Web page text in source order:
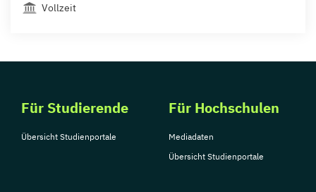
Vollzeit
Für Studierende
Übersicht Studienportale
Für Hochschulen
Mediadaten
Übersicht Studienportale